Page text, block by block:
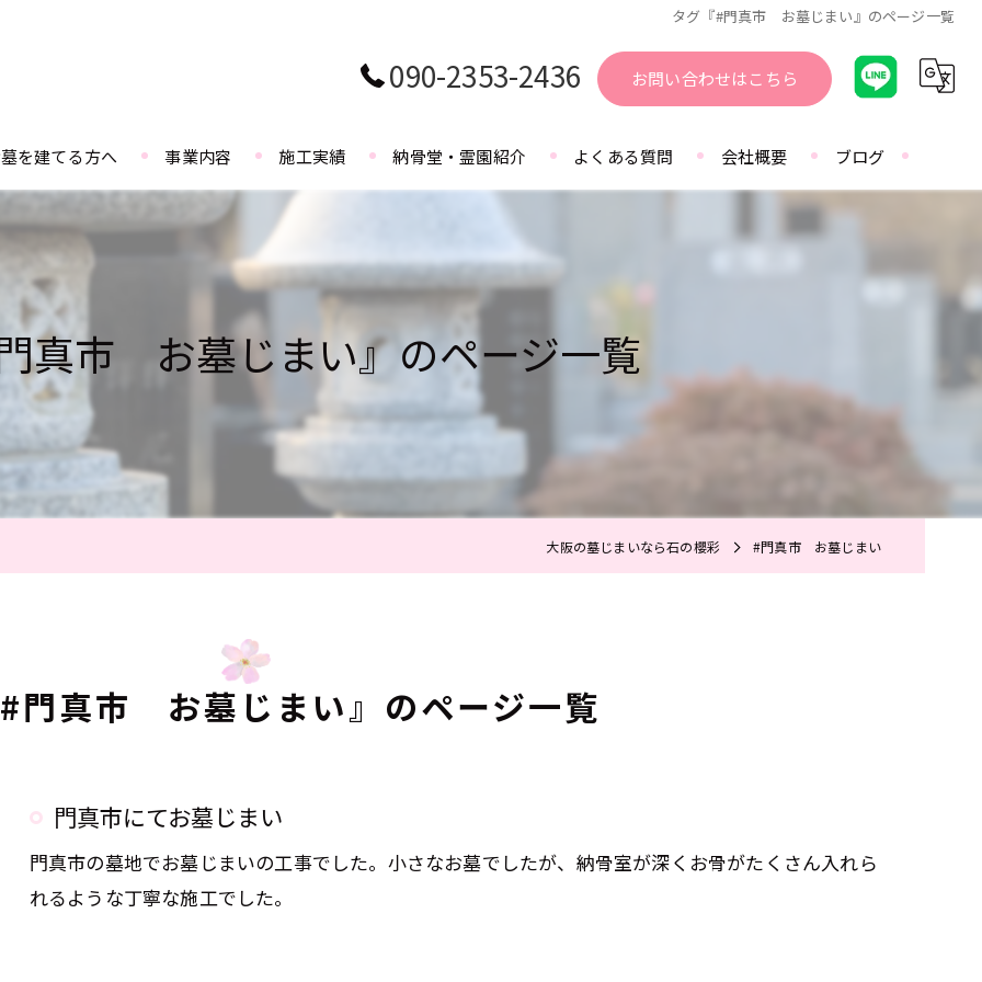
タグ『#門真市 お墓じまい』のページ一覧
090-2353-2436 お問い合わせはこちら
を建てる方へ 事業内容 施工実績 納骨堂・霊園紹介 よくある質問 会社概要 ブログ
真市 お墓じまい』のページ一覧
大阪の墓じまいなら石の櫻彩 #門真市 お墓じまい
門真市 お墓じまい』のページ一覧
門真市にてお墓じまい
門真市の墓地でお墓じまいの工事でした。小さなお墓でしたが、納骨室が深くお骨がたくさん入れら
れるような丁寧な施工でした。